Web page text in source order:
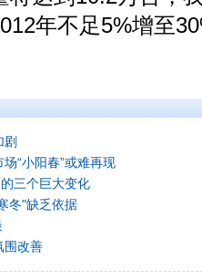
年不足5%增至
剧
“小阳春”或难再现
三个巨大变化
冬"缺乏依据
围改善